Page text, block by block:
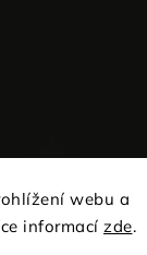
webu a
informací zde.